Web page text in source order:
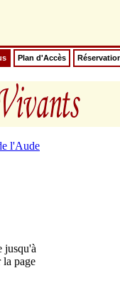
Plan d'Accès
l'Aude
jusqu'à
la page